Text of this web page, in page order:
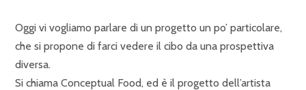
Oggi vi vogliamo parlare di un progetto un po’ particolare,
che si propone di farci vedere il cibo da una prospettiva
diversa.
Si chiama Conceptual Food, ed è il progetto dell’artista